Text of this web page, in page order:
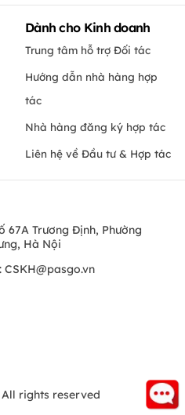
Dành cho Kinh doanh
Trung tâm hỗ trợ Đối tác
Hướng dẫn nhà hàng hợp
tác
Nhà hàng đăng ký hợp tác
Liên hệ về Đầu tư & Hợp tác
67A Trương Định, Phường
Hà Nội
CSKH@pasgo.vn
rights reserved